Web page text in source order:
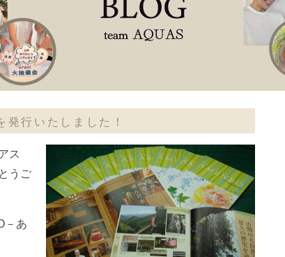
行いたしました！
ス
うご
－あ